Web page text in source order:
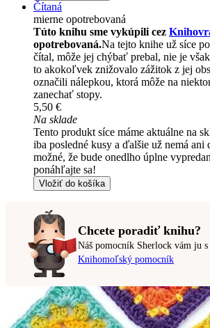
Čítaná
mierne opotrebovaná
Túto knihu sme vykúpili cez
opotrebovaná.Na tejto knihe už síce
čítal, môže jej chýbať prebal, nie je
to akokoľvek znižovalo zážitok z jej
označili nálepkou, ktorá môže na
zanechať stopy.
5,50 €
Na sklade
Tento produkt síce máme aktuálne na
iba posledné kusy a ďalšie už nemá ani
možné, že bude onedlho úplne
ponáhľajte sa!
Vložiť do košíka
Chcete poradiť knihu?
Náš pomocník Sherlock vám ju
Knihomoľský pomocník